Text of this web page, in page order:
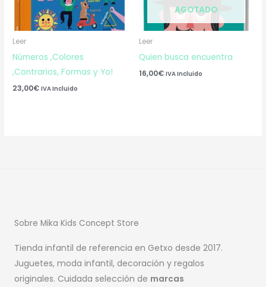
Leer
Números ,Colores
,Contrarios, Formas y Yo!
23,00€ IVA Incluido
AGOTADO
Leer
Quien busca encuentra
16,00€ IVA Incluido
Sobre Mika Kids Concept Store
Tienda infantil de referencia en Getxo desde 2017.
Juguetes, moda infantil, decoración y regalos
originales. Cuidada selección de marcas